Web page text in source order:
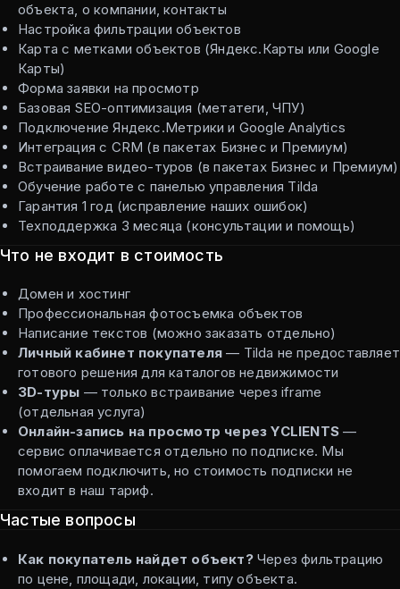
объекта, о компании, контакты
Настройка фильтрации объектов
Карта с метками объектов (Яндекс.Карты или Google
Карты)
Форма заявки на просмотр
Базовая SEO-оптимизация (метатеги, ЧПУ)
Подключение Яндекс.Метрики и Google Analytics
Интеграция с CRM (в пакетах Бизнес и Премиум)
Встраивание видео-туров (в пакетах Бизнес и Премиум)
Обучение работе с панелью управления Tilda
Гарантия 1 год (исправление наших ошибок)
Техподдержка 3 месяца (консультации и помощь)
Что не входит в стоимость
Домен и хостинг
Профессиональная фотосъемка объектов
Написание текстов (можно заказать отдельно)
Личный кабинет покупателя — Tilda не предоставляет
готового решения для каталогов недвижимости
3D-туры — только встраивание через iframe
(отдельная услуга)
Онлайн-запись на просмотр через YCLIENTS —
сервис оплачивается отдельно по подписке. Мы
помогаем подключить, но стоимость подписки не
входит в наш тариф.
Частые вопросы
Как покупатель найдет объект?Через фильтрацию
по цене, площади, локации, типу объекта.